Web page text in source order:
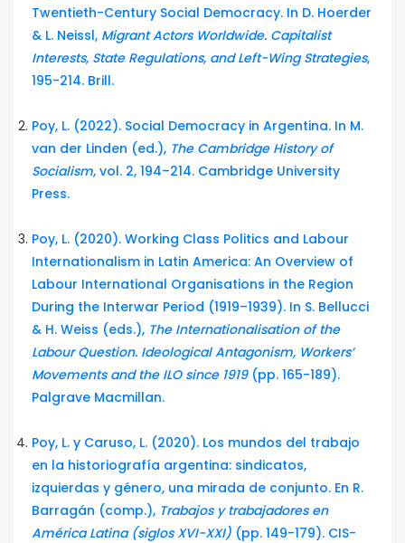
Twentieth-Century Social Democracy. In D. Hoerder
& L. Neissl, Migrant Actors Worldwide. Capitalist
Interests, State Regulations, and Left-Wing Strategies,
195-214. Brill.
Poy, L. (2022). Social Democracy in Argentina. In M.
van der Linden (ed.), The Cambridge History of
Socialism, vol. 2, 194–214. Cambridge University
Press.
Poy, L. (2020). Working Class Politics and Labour
Internationalism in Latin America: An Overview of
Labour International Organisations in the Region
During the Interwar Period (1919–1939). In S. Bellucci
& H. Weiss (eds.), The Internationalisation of the
Labour Question. Ideological Antagonism, Workers’
Movements and the ILO since 1919(pp. 165-189).
Palgrave Macmillan.
Poy, L. y Caruso, L. (2020). Los mundos del trabajo
en la historiografía argentina: sindicatos,
izquierdas y género, una mirada de conjunto. En R.
Barragán (comp.), Trabajos y trabajadores en
América Latina (siglos XVI-XXI) (pp. 149-179). CIS-